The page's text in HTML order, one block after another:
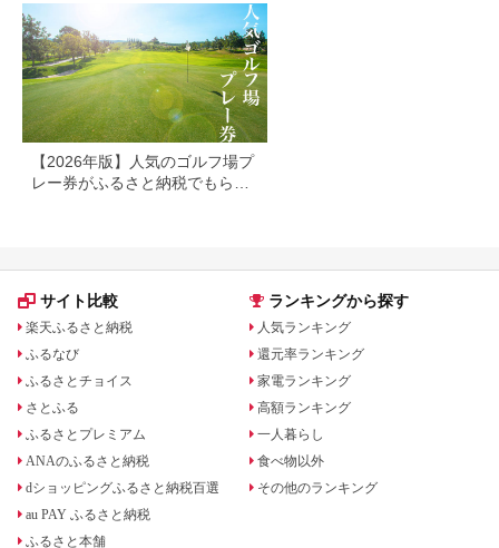
【2026年版】人気のゴルフ場プ
レー券がふるさと納税でもらえ
サイト比較
楽天ふるさと納税
ふるなび
ふるさとチョイス
さとふる
ふるさとプレミアム
ANAのふるさと納税
dショッピングふるさと納税百選
au PAY ふるさと納税
ふるさと本舗
ランキングから探す
人気ランキング
還元率ランキング
家電ランキング
高額ランキング
一人暮らし
食べ物以外
その他のランキング